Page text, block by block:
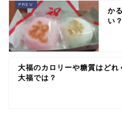
か
い
大福のカロリーや糖質はどれ
大福では？